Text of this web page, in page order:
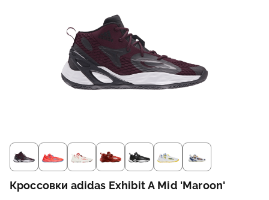
Кроссовки adidas Exhibit A Mid 'Maroon'